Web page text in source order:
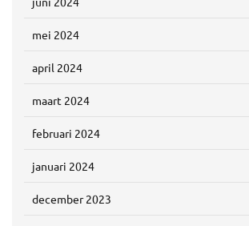
mei 2024
april 2024
maart 2024
februari 2024
januari 2024
december 2023